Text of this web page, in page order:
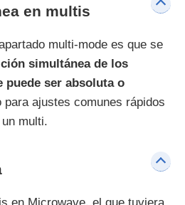
en multis
multi-mode es que se
simultánea de los
ser absoluta o
para ajustes comunes rápidos
multi.
en Microwave, el que tuviera